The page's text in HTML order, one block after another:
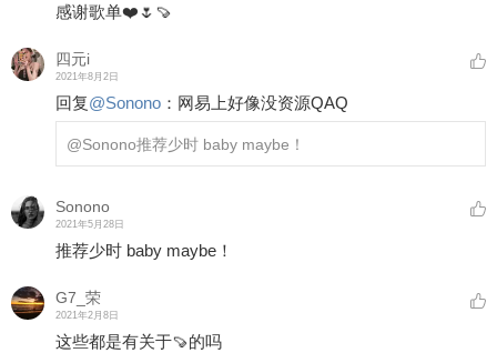
感谢歌单❤️🌷🍠
四元i
2021年8月2日
回复@Sonono ： 网易上好像没资源QAQ
@Sonono推荐少时 baby maybe！
Sonono
2021年5月28日
推荐少时 baby maybe！
G7_荣
2021年2月8日
这些都是有关于🍠的吗